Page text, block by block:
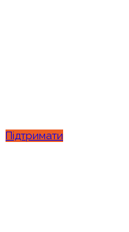
Підтримати